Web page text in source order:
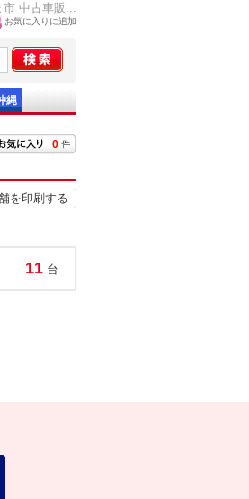
中古車販...
お気に入りに追加
縄
0
を印刷する
11 台